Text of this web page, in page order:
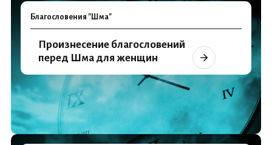
Благословения "Шма"
Произнесение благословений
перед Шма для женщин